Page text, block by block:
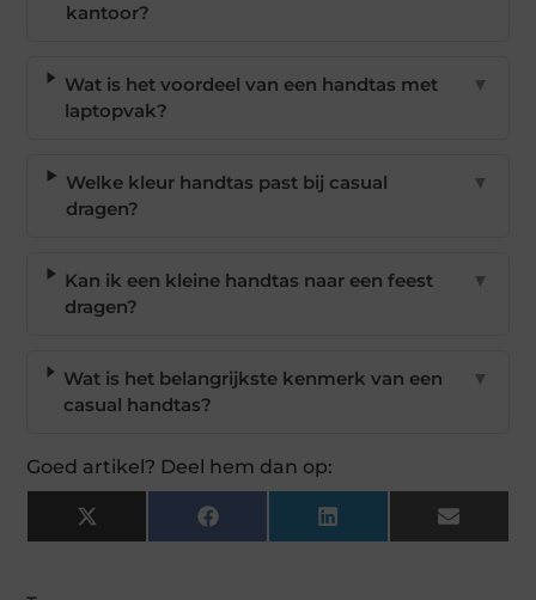
kantoor?
Wat is het voordeel van een handtas met
laptopvak?
▼
Welke kleur handtas past bij casual
dragen?
▼
Kan ik een kleine handtas naar een feest
dragen?
▼
Wat is het belangrijkste kenmerk van een
casual handtas?
▼
Goed artikel? Deel hem dan op:
X
(Twitter)
Facebook LinkedIn Email